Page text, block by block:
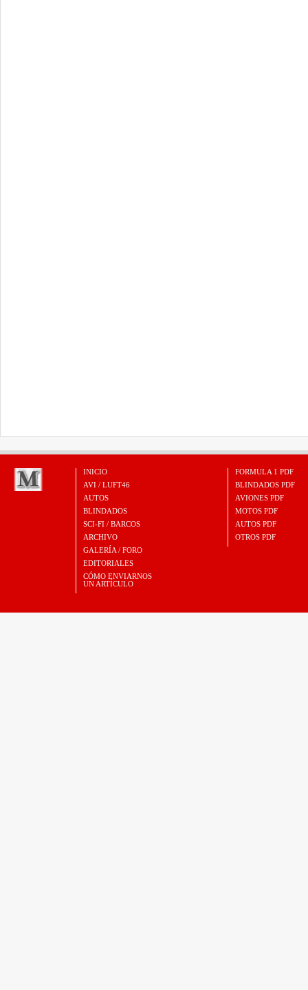
INICIO
AVI / LUFT46
AUTOS
BLINDADOS
SCI-FI / BARCOS
ARCHIVO
GALERÍA / FORO
EDITORIALES
CÓMO ENVIARNOS
UN ARTÍCULO
FORMULA 1 PDF
BLINDADOS PDF
AVIONES PDF
MOTOS PDF
AUTOS PDF
OTROS PDF